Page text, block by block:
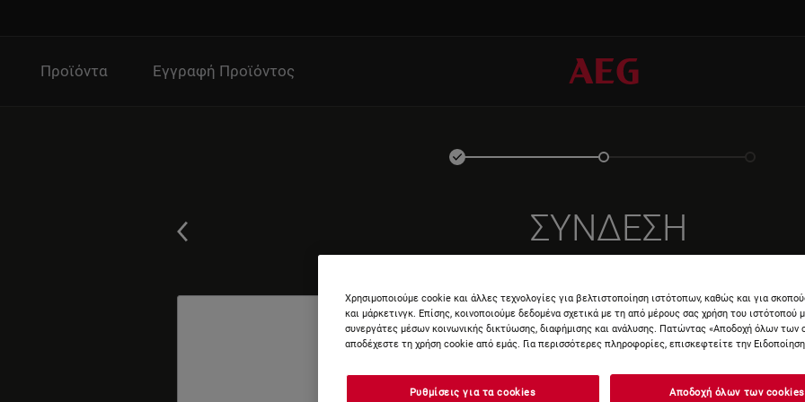
Προϊόντα Εγγραφή Προϊόντος
ΣΎΝΔΕΣΗ
Χρησιμοποιούμε cookie και άλλες τεχνολογίες για βελτιστοποίηση ιστότοπων, καθώς και για
και μάρκετινγκ. Επίσης, κοινοποιούμε δεδομένα σχετικά με τη από μέρους σας χρήση του ιστότοπού
συνεργάτες μέσων κοινωνικής δικτύωσης, διαφήμισης και ανάλυσης. Πατώντας «Αποδοχή όλων των
αποδέχεστε τη χρήση cookie από εμάς. Για περισσότερες πληροφορίες, επισκεφτείτε την
Ρυθμίσεις για τα cookies Αποδοχή όλων των cookies